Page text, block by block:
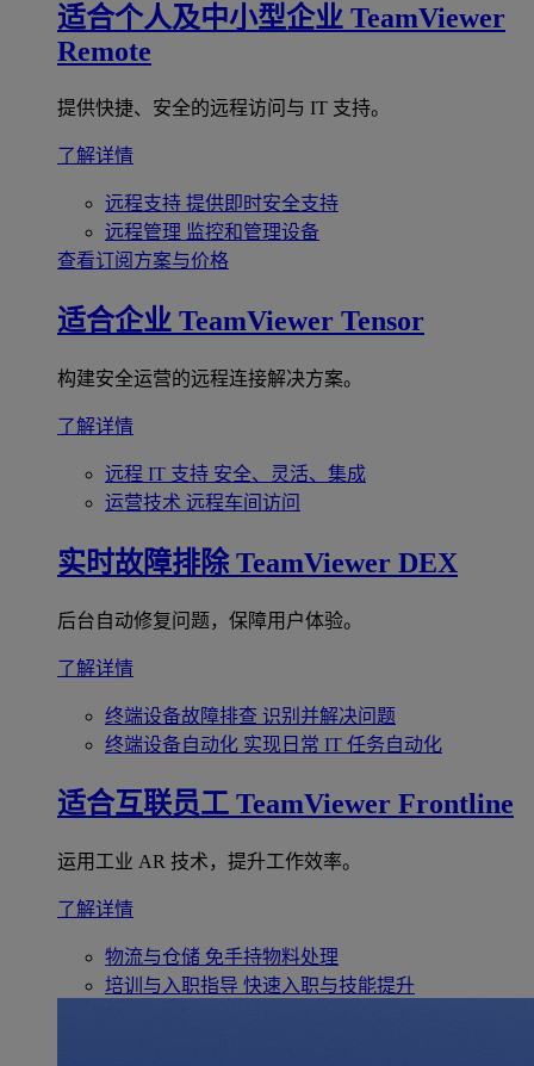
适合个人及中小型企业 TeamViewer
Remote
提供快捷、安全的远程访问与 IT 支持。
了解详情
远程支持 提供即时安全支持
远程管理 监控和管理设备
查看订阅方案与价格
适合企业 TeamViewer Tensor
构建安全运营的远程连接解决方案。
了解详情
远程 IT 支持 安全、灵活、集成
运营技术 远程车间访问
实时故障排除 TeamViewer DEX
后台自动修复问题，保障用户体验。
了解详情
终端设备故障排查 识别并解决问题
终端设备自动化 实现日常 IT 任务自动化
适合互联员工 TeamViewer Frontline
运用工业 AR 技术，提升工作效率。
了解详情
物流与仓储 免手持物料处理
培训与入职指导 快速入职与技能提升